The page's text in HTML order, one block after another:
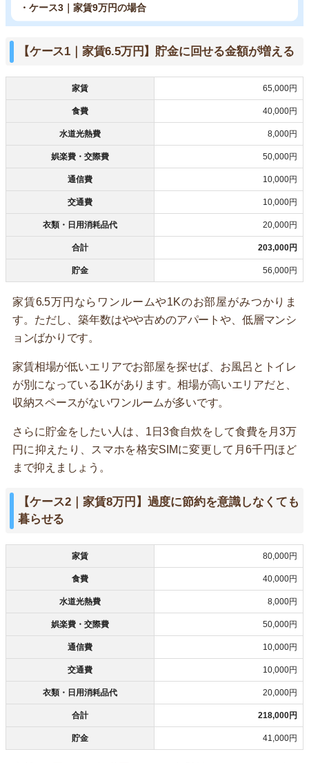
・ケース3｜家賃9万円の場合
【ケース1｜家賃6.5万円】貯金に回せる金額が増える
家賃 65,000円
食費 40,000円
水道光熱費 8,000円
娯楽費・交際費 50,000円
通信費 10,000円
交通費 10,000円
衣類・日用消耗品代 20,000円
合計 203,000円
貯金 56,000円
家賃6.5万円ならワンルームや1Kのお部屋がみつかりま
す。ただし、築年数はやや古めのアパートや、低層マンシ
ョンばかりです。
家賃相場が低いエリアでお部屋を探せば、お風呂とトイレ
が別になっている1Kがあります。相場が高いエリアだと、
収納スペースがないワンルームが多いです。
さらに貯金をしたい人は、1日3食自炊をして食費を月3万
円に抑えたり、スマホを格安SIMに変更して月6千円ほど
まで抑えましょう。
【ケース2｜家賃8万円】過度に節約を意識しなくても
暮らせる
家賃 80,000円
食費 40,000円
水道光熱費 8,000円
娯楽費・交際費 50,000円
通信費 10,000円
交通費 10,000円
衣類・日用消耗品代 20,000円
合計 218,000円
貯金 41,000円